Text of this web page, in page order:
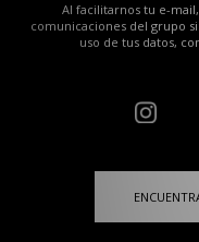
Al facilitarnos tu e-
comunicaciones del grupo
uso de tus datos,